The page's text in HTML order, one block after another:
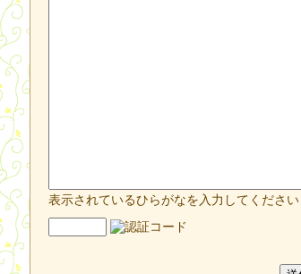
表示されているひらがなを入力してください